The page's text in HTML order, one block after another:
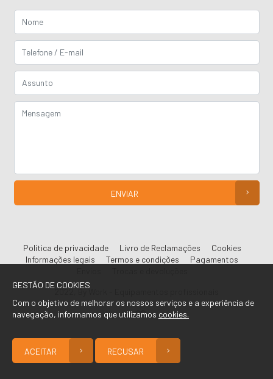
GESTÃO DE COOKIES
Com o objetivo de melhorar os nossos serviços e a experiência de
navegação, informamos que utilizamos cookies.
ACEITAR RECUSAR
ENVIAR
Política de privacidade Livro de Reclamações
Cookies
Informações legais
Termos e condições
Pagamentos
2022, By Work - Equipamentos profissionais